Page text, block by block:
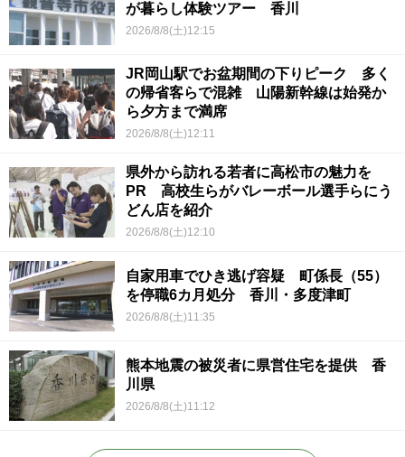
が暮らし体験ツアー 香川
2026/8/8(土)12:15
JR岡山駅でお盆期間の下りピーク 多く
の帰省客らで混雑 山陽新幹線は始発か
ら夕方まで満席
2026/8/8(土)12:11
県外から訪れる若者に高松市の魅力を
PR 高校生らがバレーボール選手らにう
どん店を紹介
2026/8/8(土)12:10
自家用車でひき逃げ容疑 町係長（55）
を停職6カ月処分 香川・多度津町
2026/8/8(土)11:35
熊本地震の被災者に県営住宅を提供 香
川県
2026/8/8(土)11:12